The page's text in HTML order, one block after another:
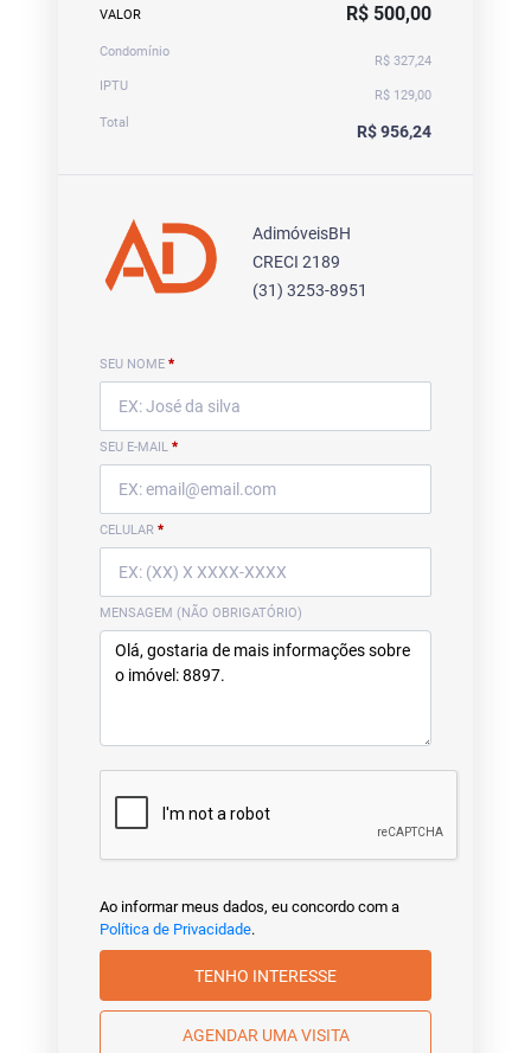
VALOR R$ 500,00
Condomínio
R$ 327,24
IPTU
R$ 129,00
Total
R$ 956,24
AdimóveisBH
CRECI 2189
(31) 3253-8951
SEU NOME *
SEU E-MAIL *
CELULAR *
MENSAGEM (NÃO OBRIGATÓRIO)
Ao informar meus dados, eu concordo com a
Política de Privacidade.
TENHO INTERESSE
AGENDAR UMA VISITA